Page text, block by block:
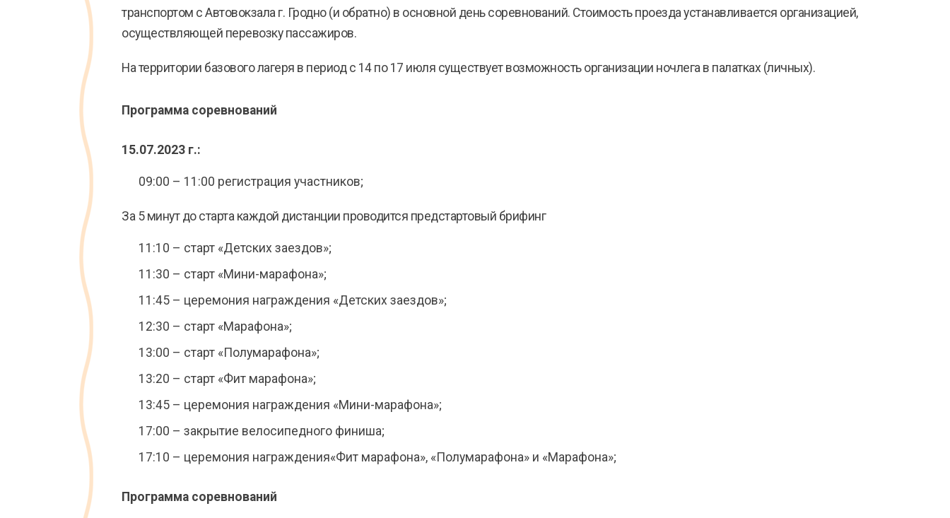
транспортом с Автовокзала г. Гродно (и обратно) в основной день соревнований. Стоимость проезда устанавливается организацией,
осуществляющей перевозку пассажиров.
На территории базового лагеря в период с 14 по 17 июля существует возможность организации ночлега в палатках (личных).
Программа соревнований
15.07.2023 г.:
09:00 – 11:00 регистрация участников;
За 5 минут до старта каждой дистанции проводится предстартовый брифинг
11:10 – старт «Детских заездов»;
11:30 – старт «Мини-марафона»;
11:45 – церемония награждения «Детских заездов»;
12:30 – старт «Марафона»;
13:00 – старт «Полумарафона»;
13:20 – старт «Фит марафона»;
13:45 – церемония награждения «Мини-марафона»;
17:00 – закрытие велосипедного финиша;
17:10 – церемония награждения«Фит марафона», «Полумарафона» и «Марафона»;
Программа соревнований